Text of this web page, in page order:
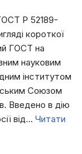
Р 52189-
короткої
ГОСТ на
науковим
інститутом
Союзом
Введено в дію
від… Читати